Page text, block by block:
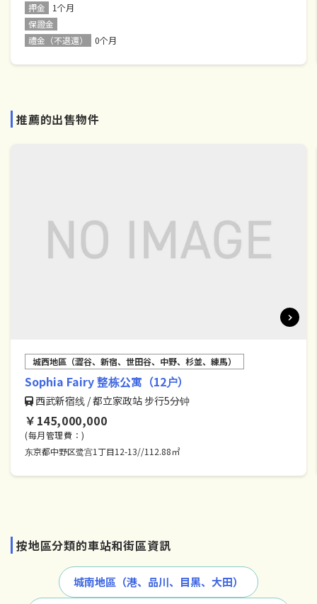
押金
1个月
保證金
禮金（不退還）
0个月
推薦的出售物件
城西地區（澀谷、新宿、世田谷、中野、杉並、練馬）
Sophia Fairy 整栋公寓（12户）
西武新宿线 / 都立家政站 步行5分钟
￥145,000,000
(每月管理費：)
东京都中野区鹭宫1丁目12-13//112.88㎡
按地區分類的車站和街區資訊
城南地區（港、品川、目黑、大田）